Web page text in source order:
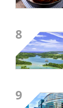
8
9